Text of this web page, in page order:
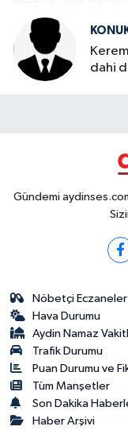
dahi
Gündemi
Nöbetçi Eczaneler
Hava Durumu
Aydin Namaz
Trafik Durumu
Puan Durumu ve
Tüm Manşetler
Son Dakika
Haber Arşivi